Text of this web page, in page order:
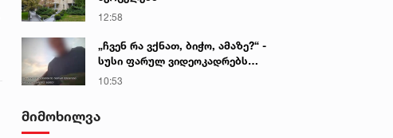
12:58
„ჩვენ რა ვქნათ, ბიჭო, ამაზე?“ -
სუსი ფარულ ვიდეოკადრებს
აქვეყნებს, რომლის შედეგად 3
10:53
მიმოხილვა